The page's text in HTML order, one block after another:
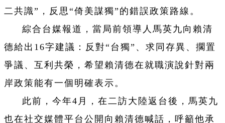
二共識”，反思“倚美謀獨”的錯誤政策路線。
綜合台媒報道，當局前領導人馬英九向賴清
德給出16字建議：反對“台獨”、求同存異、擱置
爭議、互利共榮，希望賴清德在就職演說針對兩
岸政策能有一個明確表示。
此前，今年4月，在二訪大陸返台後，馬英九
也在社交媒體平台公開向賴清德喊話，呼籲他承